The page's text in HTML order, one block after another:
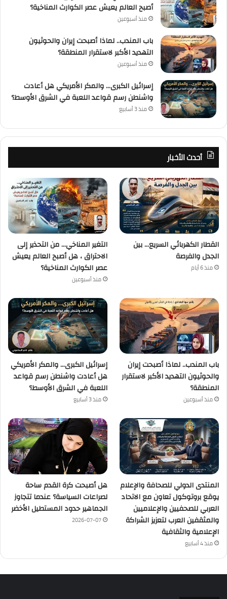
أصبح العالم يعيش عصر الكوارث المناخية؟
منذ أسبوعين
باب المندب.. لماذا أصبحت إيران والحوثيون
التهديد الأكبر لاستقرار المنطقة؟
منذ أسبوعين
إسرائيل الكبرى… والمكر الأمريكي هل أعادت
واشنطن رسم قواعد اللعبة في الشرق الأوسط؟
منذ 3 أسابيع
أحدث الأخبار
القطار الكهربائي السريع… بين
الجدل والفرصة
منذ 6 أيام
التغير المناخي… من التحذير إلى
الاحتراق ، هل أصبح العالم يعيش
عصر الكوارث المناخية؟
منذ أسبوعين
باب المندب.. لماذا أصبحت إيران
والحوثيون التهديد الأكبر لاستقرار
المنطقة؟
منذ أسبوعين
إسرائيل الكبرى… والمكر الأمريكي
هل أعادت واشنطن رسم قواعد
اللعبة في الشرق الأوسط؟
منذ 3 أسابيع
المنتدى الدولي للصحافة والإعلام
يوقع بروتوكول تعاون مع الاتحاد
العربي للصحفيين والإعلاميين
والمثقفين العرب لتعزيز الشراكة
الإعلامية والثقافية
منذ 4 أسابيع
هل أصبحت كرة القدم ساحة
لصراعات السياسة؟ عندما تتجاوز
الجماهير حدود المستطيل الأخضر
2026-07-07